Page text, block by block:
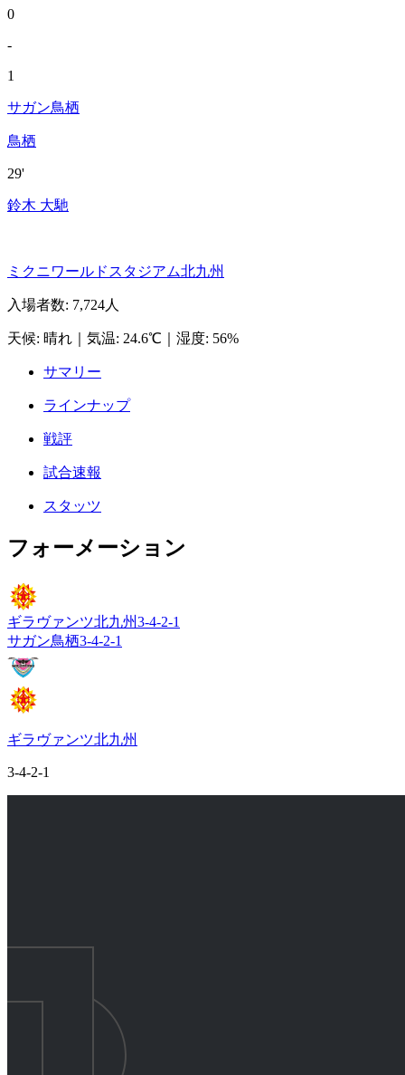
0
-
1
サガン鳥栖
鳥栖
29'
鈴木 大馳
ミクニワールドスタジアム北九州
入場者数: 7,724人
天候: 晴れ 気温: 24.6℃ 湿度: 56%
サマリー
ラインナップ
戦評
試合速報
スタッツ
フォーメーション
ギラヴァンツ北九州3-4-2-1
サガン鳥栖3-4-2-1
ギラヴァンツ北九州
3-4-2-1